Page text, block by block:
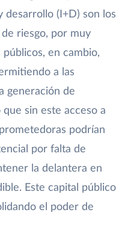
(I+D) son los
riesgo, por muy
en cambio,
a las
generación de
sin este acceso a
podrían
por falta de
la delantera en
Este capital público
el poder de